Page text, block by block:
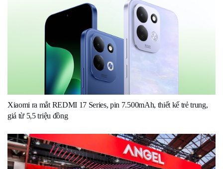
Xiaomi ra mắt REDMI 17 Series, pin 7.500mAh, thiết kế trẻ trung,
giá từ 5,5 triệu đồng